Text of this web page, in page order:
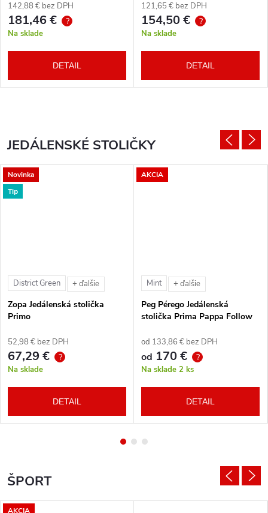
142,88 € bez DPH
181,46 € ?
Na sklade
DETAIL
121,65 € bez DPH
154,50 € ?
Na sklade
DETAIL
JEDÁLENSKÉ STOLIČKY
Novinka
Tip
District Green + ďalšie
Zopa Jedálenská stolička
Primo
52,98 € bez DPH
67,29 € ?
Na sklade
DETAIL
AKCIA
Mint + ďalšie
Peg Pérego Jedálenská
stolička Prima Pappa Follow
od 133,86 € bez DPH
od 170 € ?
Na sklade 2 ks
DETAIL
ŠPORT
AKCIA